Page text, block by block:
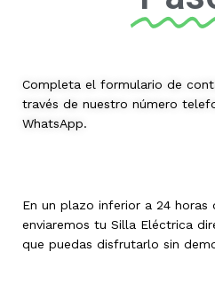
Completa el formulario de
través de nuestro número
WhatsApp.
En un plazo inferior a 24 horas
enviaremos tu Silla Eléctrica
que puedas disfrutarlo sin